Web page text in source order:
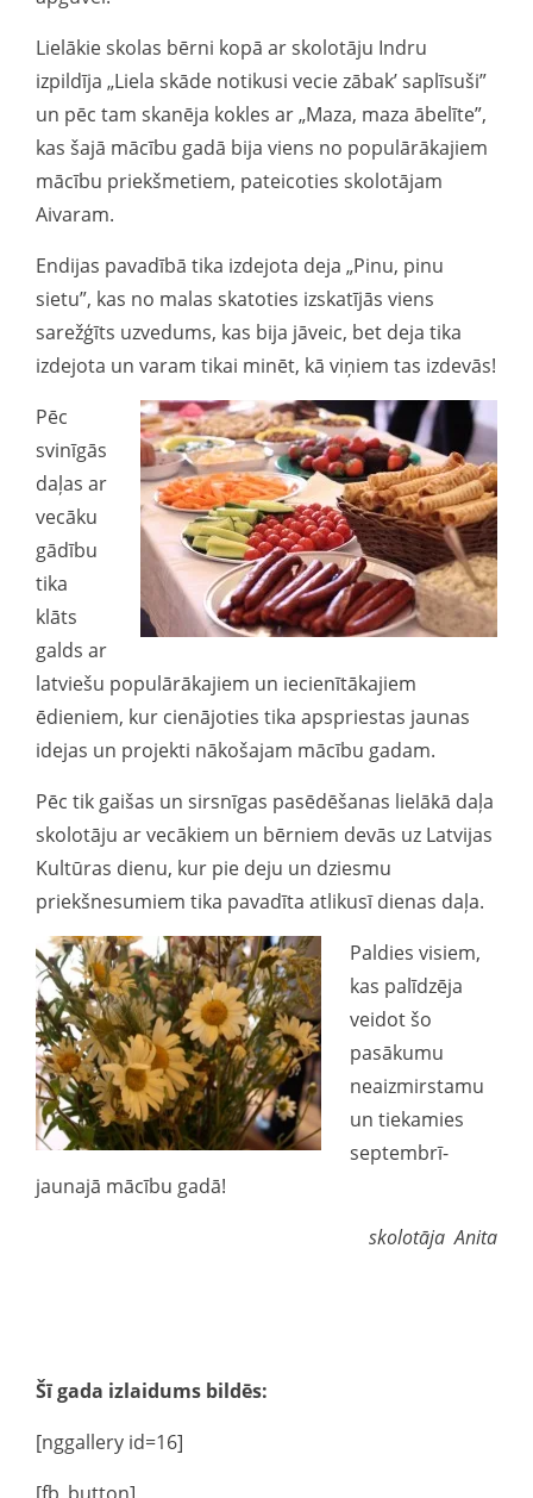
Lielākie skolas bērni kopā ar skolotāju Indru
izpildīja „Liela skāde notikusi vecie zābak’ saplīsuši”
un pēc tam skanēja kokles ar „Maza, maza ābelīte”,
kas šajā mācību gadā bija viens no populārākajiem
mācību priekšmetiem, pateicoties skolotājam
Aivaram.
Endijas pavadībā tika izdejota deja „Pinu, pinu
sietu”, kas no malas skatoties izskatījās viens
sarežģīts uzvedums, kas bija jāveic, bet deja tika
izdejota un varam tikai minēt, kā viņiem tas izdevās!
Pēc
svinīgās
daļas ar
vecāku
gādību
tika
klāts
galds ar
latviešu populārākajiem un iecienītākajiem
ēdieniem, kur cienājoties tika apspriestas jaunas
idejas un projekti nākošajam mācību gadam.
Pēc tik gaišas un sirsnīgas pasēdēšanas lielākā daļa
skolotāju ar vecākiem un bērniem devās uz Latvijas
Kultūras dienu, kur pie deju un dziesmu
priekšnesumiem tika pavadīta atlikusī dienas daļa.
Paldies visiem,
kas palīdzēja
veidot šo
pasākumu
neaizmirstamu
un tiekamies
septembrī-
jaunajā mācību gadā!
skolotāja Anita
Šī gada izlaidums bildēs:
[nggallery id=16]